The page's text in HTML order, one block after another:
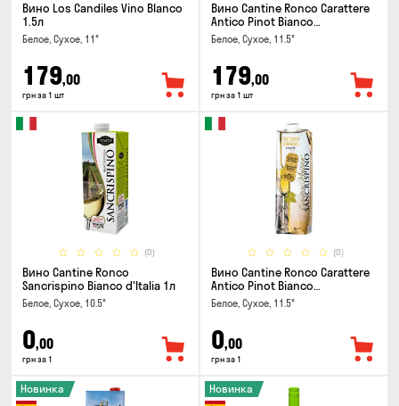
Вино Los Candiles Vino Blanco
1.5л
Белое, Сухое, 11°
179,00
грн за 1 шт
Вино Cantine Ronco Carattere
Antico Pinot Bianco
Chardonnay Rubicone IGT 1л
Белое, Сухое, 11.5°
179,00
грн за 1 шт
(0)
Вино Cantine Ronco
Sancrispino Bianco d'Italia 1л
Белое, Сухое, 10.5°
0,00
грн за 1
(0)
Вино Cantine Ronco Carattere
Antico Pinot Bianco
Chardonnay Rubicone IGT 1л
Белое, Сухое, 11.5°
0,00
грн за 1
Новинка Новинка